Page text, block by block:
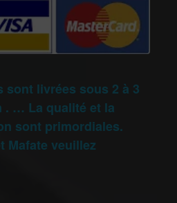
sont livrées sous 2 à 3
. … La qualité et la
sont primordiales.
Mafate veuillez